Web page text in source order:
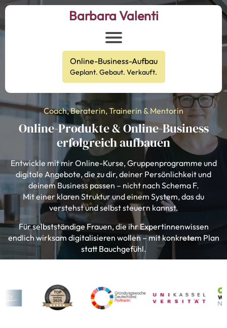
Barbara Valenti
Online-Business-Aufbau
Geplant. Gebaut. Verkauft.
Coach, Beraterin, Trainerin & Mentorin
Online-Produkte & Online-Business
erfolgreich aufbauen
Entwickle mit mir Online-Kurse, Gruppenprogramme und
digitale Angebote, die zu dir, deiner Persönlichkeit und
deinem Business passen – nicht nach Schema F.
Mit einer klaren Struktur und einem System, das du
verstehst und selbst steuern kannst.
Für selbstständige Frauen, die ihr Expertinnenwissen
endlich wirksam digitalisieren wollen – mit konkretem Plan
statt Bauchgefühl.